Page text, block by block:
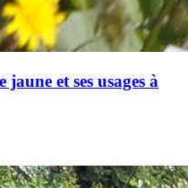
et ses usages à